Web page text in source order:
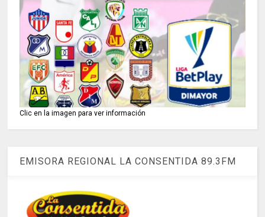
Clic en la imagen para ver información
EMISORA REGIONAL LA CONSENTIDA 89.3FM